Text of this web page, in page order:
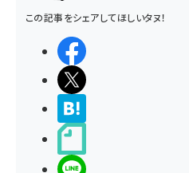
この記事をシェアしてほしいタヌ！